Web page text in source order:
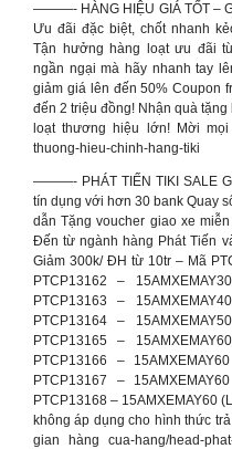
———- HÀNG HIỆU GIÁ TỐT –
Ưu đãi đặc biệt, chốt nhanh
Tận hưởng hàng loạt ưu đãi
ngần ngại mà hãy nhanh tay
giảm giá lên đến 50% Coupon
đến 2 triệu đồng! Nhận quà
loạt thương hiệu lớn! Mời
thuong-hieu-chinh-hang-tiki
———- PHÁT TIẾN TIKI SALE
tín dụng với hơn 30 bank Quay
dẫn Tặng voucher giao xe
Đến từ ngành hàng Phát Tiến
Giảm 300k/ ĐH từ 10tr – Mã
PTCP13162 –
PTCP13163 –
PTCP13164 –
PTCP13165 –
PTCP13166 –
PTCP13167 –
PTCP13168 – 15AMXEMAY60
không áp dụng cho hình thức
gian hàng cua-hang/head-